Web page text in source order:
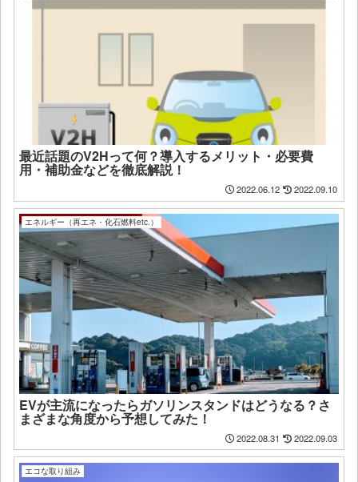
最近話題のV2Hって何？導入するメリット・必要費
用・補助金などを徹底解説！
2022.06.12 2022.09.10
エネルギー（再エネ・化石燃料etc.）
EVが主流になったらガソリンスタンドはどうなる？さ
まざまな角度から予想してみた！
2022.08.31 2022.09.03
エコな取り組み